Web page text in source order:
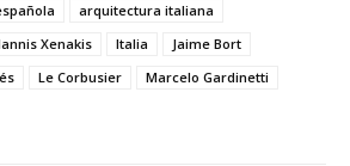
arquitectura italiana
Xenakis Italia
Jaime Bort
Le Corbusier
Marcelo Gardinetti